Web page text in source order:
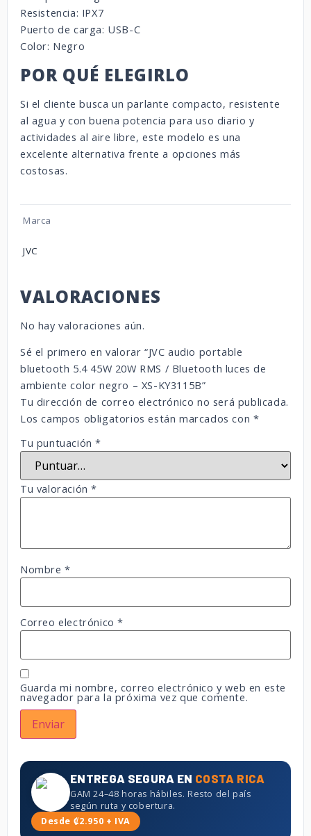
Resistencia: IPX7
Puerto de carga: USB-C
Color: Negro
POR QUÉ ELEGIRLO
Si el cliente busca un parlante compacto, resistente
al agua y con buena potencia para uso diario y
actividades al aire libre, este modelo es una
excelente alternativa frente a opciones más
costosas.
Marca
JVC
VALORACIONES
No hay valoraciones aún.
Sé el primero en valorar “JVC audio portable
bluetooth 5.4 45W 20W RMS / Bluetooth luces de
ambiente color negro – XS-KY3115B”
Tu dirección de correo electrónico no será publicada.
Los campos obligatorios están marcados con *
Tu puntuación*
Tu valoración*
Nombre*
Correo electrónico*
Guarda mi nombre, correo electrónico y web en este
navegador para la próxima vez que comente.
ENTREGA SEGURA EN COSTA RICA
GAM 24–48 horas hábiles. Resto del país
según ruta y cobertura.
Desde ₡2.950 + IVA